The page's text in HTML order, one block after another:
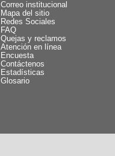
Correo institucional
Mapa del sitio
Redes Sociales
FAQ
Quejas y reclamos
Atención en línea
Encuesta
Contáctenos
Estadísticas
Glosario